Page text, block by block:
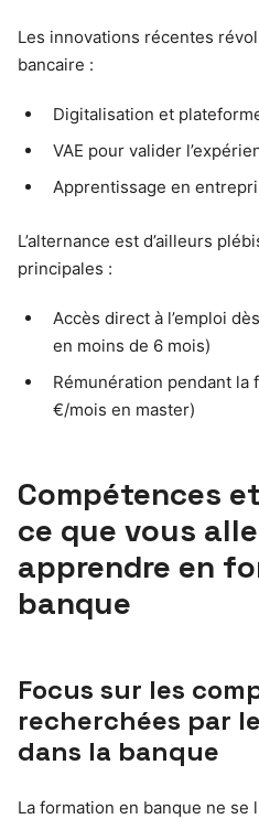
Les innovations récentes
bancaire :
Digitalisation et
VAE pour valider
Apprentissage en
L’alternance est d’ailleurs
principales :
Accès direct à l’emploi
en moins de 6 mois)
Rémunération pendant la
€/mois en master)
Compétences
ce que vous
apprendre en
banque
Focus sur les
recherchées par
dans la banque
La formation en banque ne se